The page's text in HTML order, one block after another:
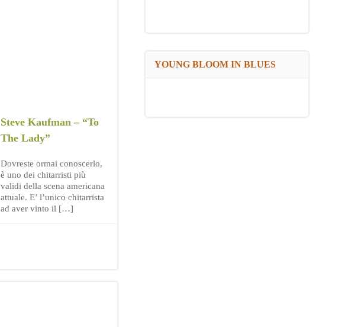
Steve Kaufman – “To
The Lady”
Dovreste ormai conoscerlo,
è uno dei chitarristi più
validi della scena americana
attuale. E’ l’unico chitarrista
ad aver vinto il […]
YOUNG BLOOM IN BLUES